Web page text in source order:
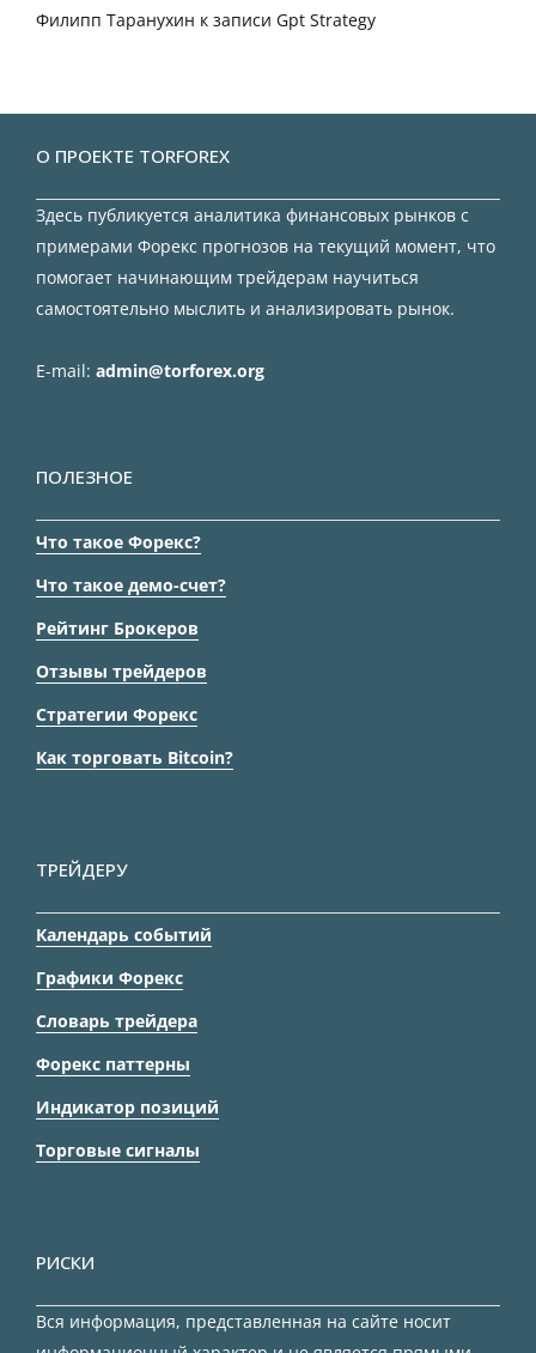
Филипп Таранухин к записи Gpt Strategy
О ПРОЕКТЕ TORFOREX
Здесь публикуется аналитика финансовых рынков с
примерами Форекс прогнозов на текущий момент, что
помогает начинающим трейдерам научиться
самостоятельно мыслить и анализировать рынок.
E-mail: admin@torforex.org
ПОЛЕЗНОЕ
Что такое Форекс?
Что такое демо-счет?
Рейтинг Брокеров
Отзывы трейдеров
Стратегии Форекс
Как торговать Bitcoin?
ТРЕЙДЕРУ
Календарь событий
Графики Форекс
Словарь трейдера
Форекс паттерны
Индикатор позиций
Торговые сигналы
РИСКИ
Вся информация, представленная на сайте носит